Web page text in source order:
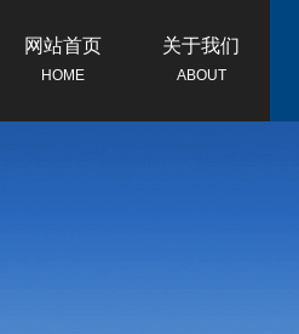
网站首页
HOME
关于我们
ABOUT